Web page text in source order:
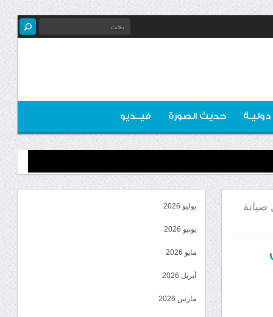
دوليـة حديث الصورة فيــديو
يوليو 2026
يونيو 2026
مايو 2026
أبريل 2026
مارس 2026